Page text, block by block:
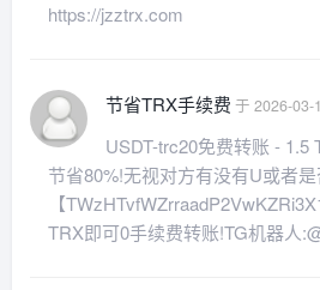
https://jzztrx.com
节省TRX手续费 于 2026-03-
USDT-trc20免费转账 -
节省80%!无视对方有没有U或者
【
TRX即可0手续费转账!TG机器人